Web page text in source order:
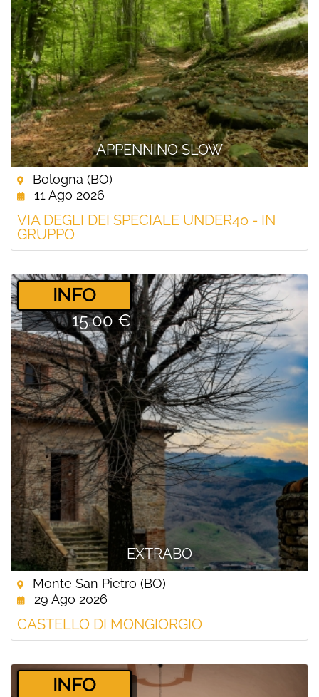
APPENNINO SLOW
Bologna (BO)
11 Ago 2026
VIA DEGLI DEI SPECIALE UNDER40 - IN
GRUPPO
EXTRABO
­INFO
15.00 €
Monte San Pietro (BO)
29 Ago 2026
CASTELLO DI MONGIORGIO
­INFO